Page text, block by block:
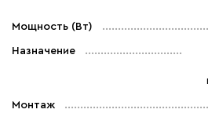
Мощность (Вт)
Назначение
Монтаж